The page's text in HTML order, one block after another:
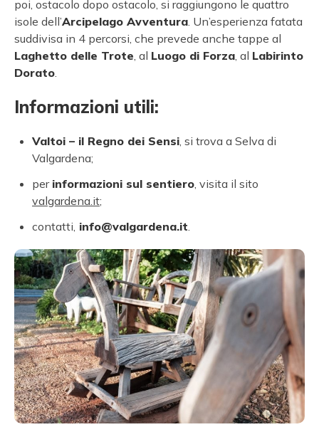
poi, ostacolo dopo ostacolo, si raggiungono le quattro
isole dell’Arcipelago Avventura. Un’esperienza fatata
suddivisa in 4 percorsi, che prevede anche tappe al
Laghetto delle Trote, al Luogo di Forza, al Labirinto
Dorato.
Informazioni utili:
Valtoi – il Regno dei Sensi, si trova a Selva di
Valgardena;
per informazioni sul sentiero, visita il sito
valgardena.it;
contatti, info@valgardena.it.